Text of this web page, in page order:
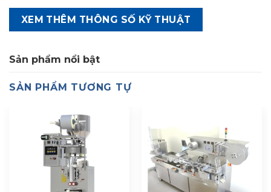
XEM THÊM THÔNG SỐ KỸ THUẬT
Sản phẩm nổi bật
SẢN PHẨM TƯƠNG TỰ